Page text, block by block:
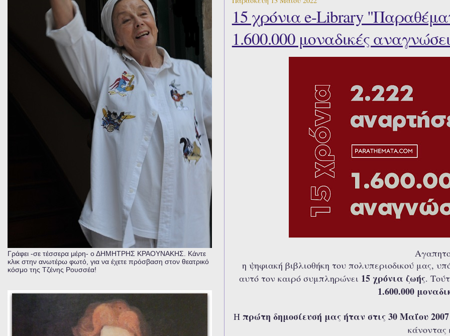
15 χρόνια e-Library
1.600.000 μοναδικές
η ψηφιακή βιβλιοθήκη του πολυπεριοδικού μας,
αυτό τον καιρό συμπληρώνει 15 χρόνια ζωής.
1.600.000
Η πρώτη δημοσίευσή μας ήταν στις 30 Μαΐου
κάνοντας
Γράφει -σε τέσσερα μέρη- ο ΔΗΜΗΤΡΗΣ ΚΡΑΟΥΝΑΚΗΣ. Κάντε
κλικ στην ανωτέρω φωτό, για να έχετε πρόσβαση στον θεατρικό
κόσμο της Τζένης Ρουσσέα!